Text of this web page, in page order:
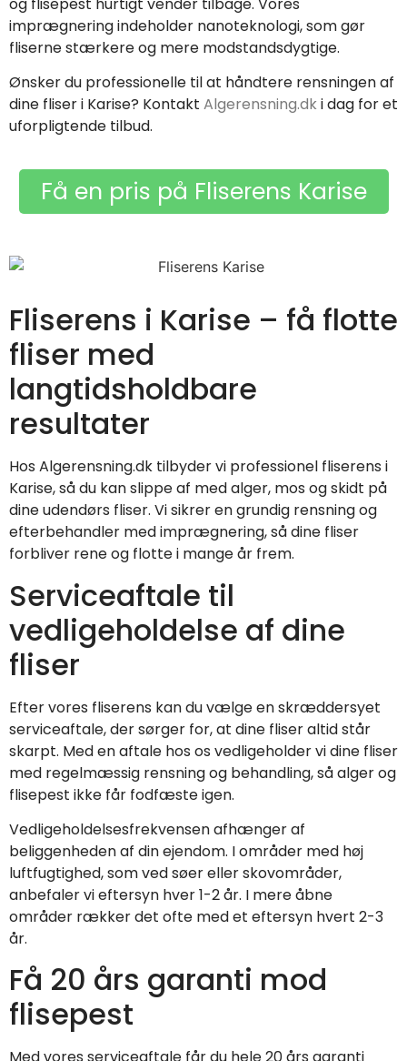
imprægnering indeholder nanoteknologi, som gør
fliserne stærkere og mere modstandsdygtige.
Ønsker du professionelle til at håndtere rensningen af
dine fliser i Karise? Kontakt Algerensning.dki dag for et
uforpligtende tilbud.
Få en pris på Fliserens Karise
Fliserens i Karise – få flotte
fliser med
langtidsholdbare
resultater
Hos Algerensning.dk tilbyder vi professionel fliserens i
Karise, så du kan slippe af med alger, mos og skidt på
dine udendørs fliser. Vi sikrer en grundig rensning og
efterbehandler med imprægnering, så dine fliser
forbliver rene og flotte i mange år frem.
Serviceaftale til
vedligeholdelse af dine
fliser
Efter vores fliserens kan du vælge en skræddersyet
serviceaftale, der sørger for, at dine fliser altid står
skarpt. Med en aftale hos os vedligeholder vi dine fliser
med regelmæssig rensning og behandling, så alger og
flisepest ikke får fodfæste igen.
Vedligeholdelsesfrekvensen afhænger af
beliggenheden af din ejendom. I områder med høj
luftfugtighed, som ved søer eller skovområder,
anbefaler vi eftersyn hver 1-2 år. I mere åbne
områder rækker det ofte med et eftersyn hvert 2-3
år.
Få 20 års garanti mod
flisepest